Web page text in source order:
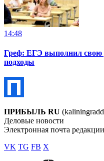
14:48
Греф: ЕГЭ выполнил
подходы
ПРИБЫЛЬ RU
Деловые новости
Электронная почта
VK TG FB X